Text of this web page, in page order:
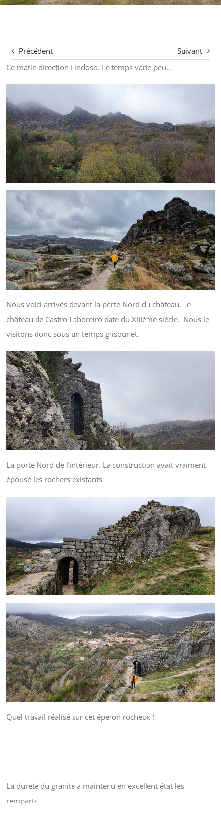
Précédent
Suivant
Ce matin direction Lindoso. Le temps varie peu…
Nous voici arrivés devant la porte Nord du château. Le
château de Castro Laboreiro date du XIIIème siècle. Nous le
visitons donc sous un temps grisounet.
La porte Nord de l’intérieur. La construction avait vraiment
épousé les rochers existants
Quel travail réalisé sur cet éperon rocheux !
La dureté du granite a maintenu en excellent état les
remparts